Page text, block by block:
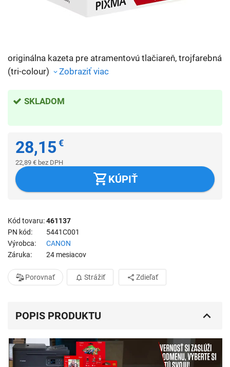
originálna kazeta pre atramentovú tlačiareň, trojfarebná
(tri-colour)
Zobraziť viac
SKLADOM
28,15 €
22,89 € bez DPH
KÚPIŤ
Kód tovaru 461137
PN kód
5441C001
Výrobca
CANON
Záruka
24 mesiacov
Porovnať Strážiť Zdieľať
POPIS PRODUKTU